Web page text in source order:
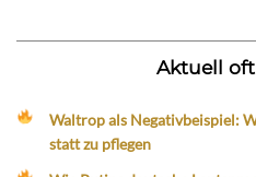
Aktuell
Waltrop als Negativbeispiel:
statt zu pflegen